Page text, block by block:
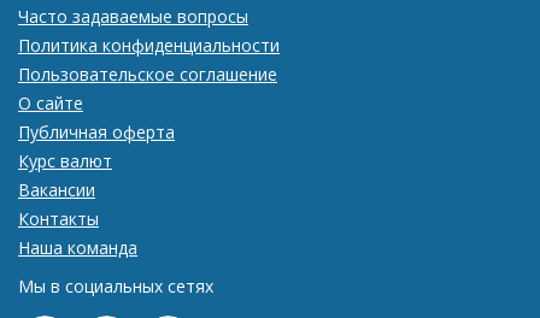
Часто задаваемые вопросы
Политика конфиденциальности
Пользовательское соглашение
О сайте
Публичная оферта
Курс валют
Вакансии
Контакты
Наша команда
Мы в социальных сетях